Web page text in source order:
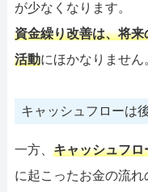
が少なくなります。
資金繰り改善は、将
活動にほかなりません
キャッシュフローは
一方、 キャッシュフロ
に起こったお金の流れ